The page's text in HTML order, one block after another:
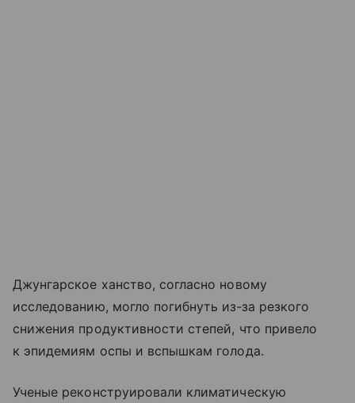
Джунгарское ханство, согласно новому
исследованию, могло погибнуть из‑за резкого
снижения продуктивности степей, что привело
к эпидемиям оспы и вспышкам голода.
Ученые реконструировали климатическую